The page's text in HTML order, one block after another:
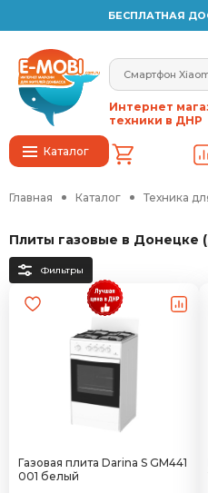
БЕСПЛАТНАЯ
Каталог
Интернет
техники в ДНР
Главная Каталог Техника
Плиты газовые в Донецке
Фильтры
Газовая плита Darina S GM441
001 белый